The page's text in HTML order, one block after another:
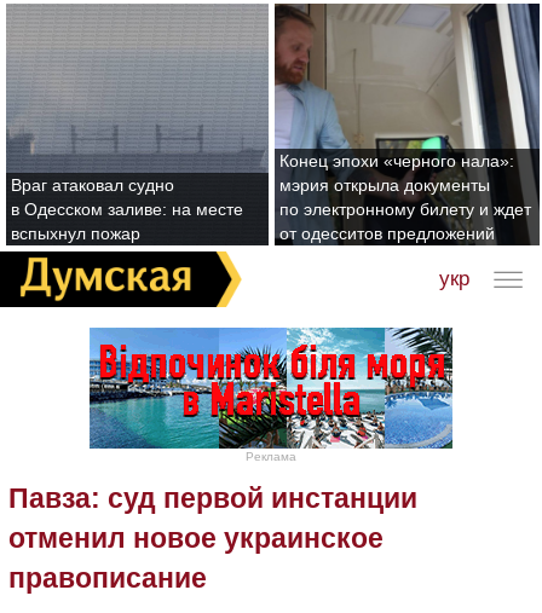
Враг атаковал судно
в Одесском заливе: на месте
вспыхнул пожар
Конец эпохи «черного нала»:
мэрия открыла документы
по электронному билету и ждет
от одесситов предложений
укр
Реклама
Павза: суд первой инстанции
отменил новое украинское
правописание